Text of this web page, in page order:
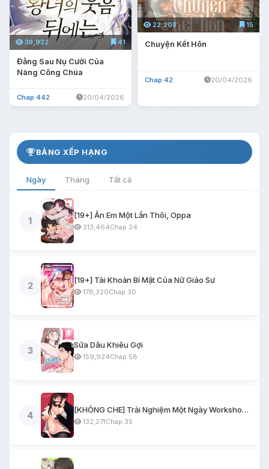
38,932 41
Đằng Sau Nụ Cười Của
Nàng Công Chúa
Chap 442 20/04/2026
22,208 15
Chuyện Kết Hôn
Chap 42 20/04/2026
BẢNG XẾP HẠNG
Ngày Tháng Tất cả
1
[19+] Ăn Em Một Lần Thôi, Oppa
213,464Chap 24
2
[19+] Tài Khoản Bí Mật Của Nữ Giáo Sư
178,320Chap 30
3
Sữa Dâu Khiêu Gợi
159,924Chap 58
4
[KHÔNG CHE] Trải Nghiệm Một Ngày Workshop BDSM
132,271Chap 35